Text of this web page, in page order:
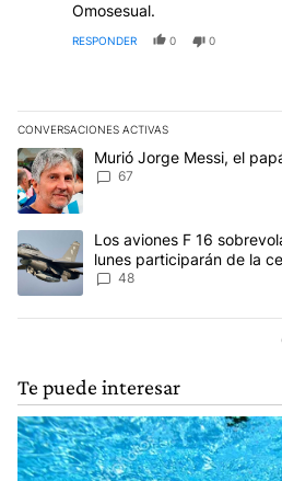
Omosesual.
RESPONDER 0 0
CONVERSACIONES ACTIVAS
Este listado muestra los artículos
Un artículo de tendencia con el
Murió Jorge Messi, el
67
Un artículo de tendencia con el
Los aviones F 16
lunes participarán de la
Aérea
48